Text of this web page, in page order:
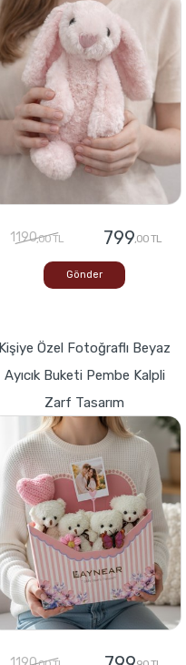
1190,00 TL 799,00 TL
Gönder
Kişiye Özel Fotoğraflı Beyaz
Ayıcık Buketi Pembe Kalpli
Zarf Tasarım